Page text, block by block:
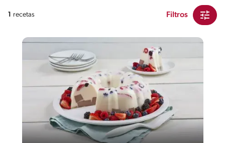
1 recetas Filtros